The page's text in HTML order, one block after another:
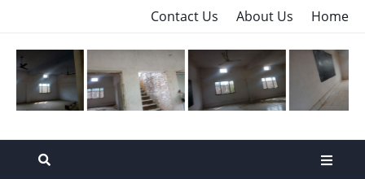
Home
About Us
Contact Us